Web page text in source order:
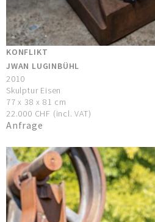
KONFLIKT
JWAN LUGINBÜHL
2010
Skulptur Eisen
77 x 38 x 81 cm
22.000 CHF (incl. VAT)
Anfrage